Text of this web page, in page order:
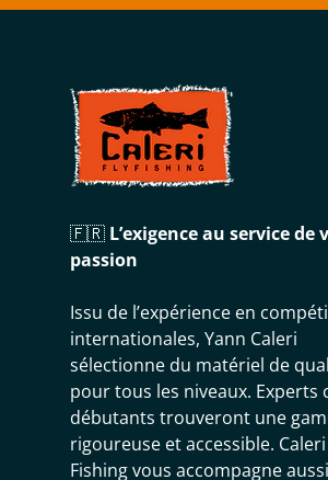
🇫🇷 L’exigence au service de
passion
Issu de l’expérience en
internationales, Yann Caleri
sélectionne du matériel de
pour tous les niveaux. Experts
débutants trouveront une
rigoureuse et accessible. Caleri
Fishing vous accompagne